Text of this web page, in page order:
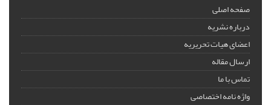
صفحه اصلی
درباره نشریه
اعضای هیات تحریریه
ارسال مقاله
تماس با ما
واژه نامه اختصاصی